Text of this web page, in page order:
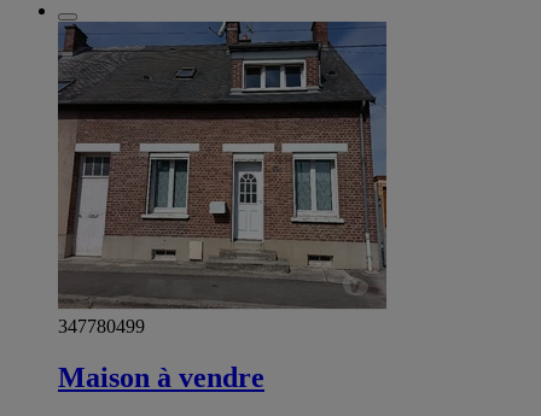
347780499
Maison à vendre